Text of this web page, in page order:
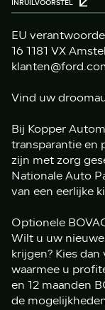
INRUILVOORSTEL
EU
16 1181 VX
Vind uw
Bij Kopper
transparantie en
zijn met zorg
Nationale Auto
van een eerlijke
Optionele
Wilt u uw
krijgen? Kies
waarmee u
en 12 maanden
de